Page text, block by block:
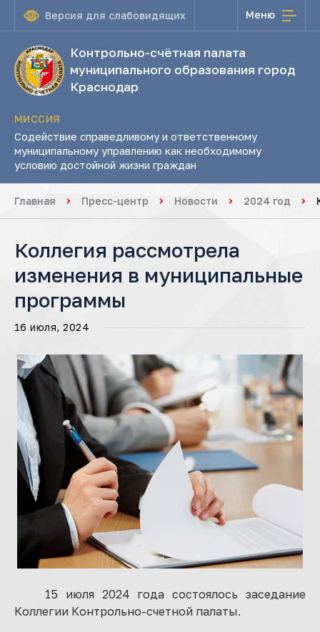
Версия для слабовидящих Меню
Контрольно-счётная палата
муниципального образования город
Краснодар
МИССИЯ
Содействие справедливому и ответственному
муниципальному управлению как необходимому
условию достойной жизни граждан
Главная Пресс-центр Новости 2024 год
Коллегия рассмотрела
изменения в муниципальные
программы
16 июля, 2024
15 июля 2024 года состоялось заседание
Коллегии Контрольно-счетной палаты.